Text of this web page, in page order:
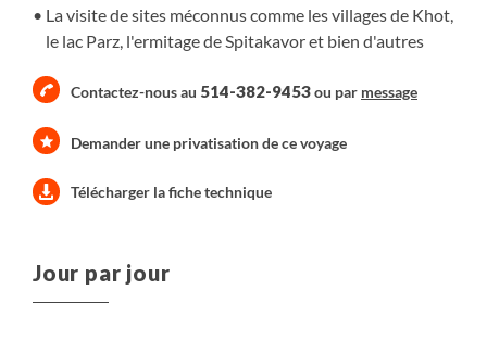
nous arrêter sur quelques-uns des sites majeurs du pays,
comme les monastères de Khor Virap, Tatev, Sanahin ou
Guegharde, ainsi que sur les volcans Armaghan et
Aragats, sommet du pays. Randonnées hors sentiers
battus, rencontres sincères, voyage dans le temps et
diversité des paysages sont les maîtres mots de ce
périple.
La visite de sites méconnus comme les villages de Khot,
le lac Parz, l'ermitage de Spitakavor et bien d'autres
Contactez-nous au 514-382-9453ou par message
Demander une privatisation de ce voyage
Télécharger la fiche technique
Jour par jour